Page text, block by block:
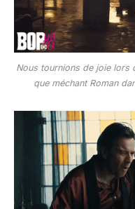
Nous tournions de joie lors
que méchant Roman